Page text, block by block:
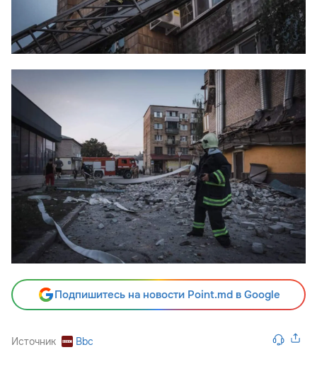
Подпишитесь на новости Point.md в Google
Источник Bbc